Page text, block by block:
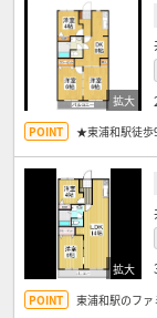
★東浦和駅徒
東浦和駅のフ